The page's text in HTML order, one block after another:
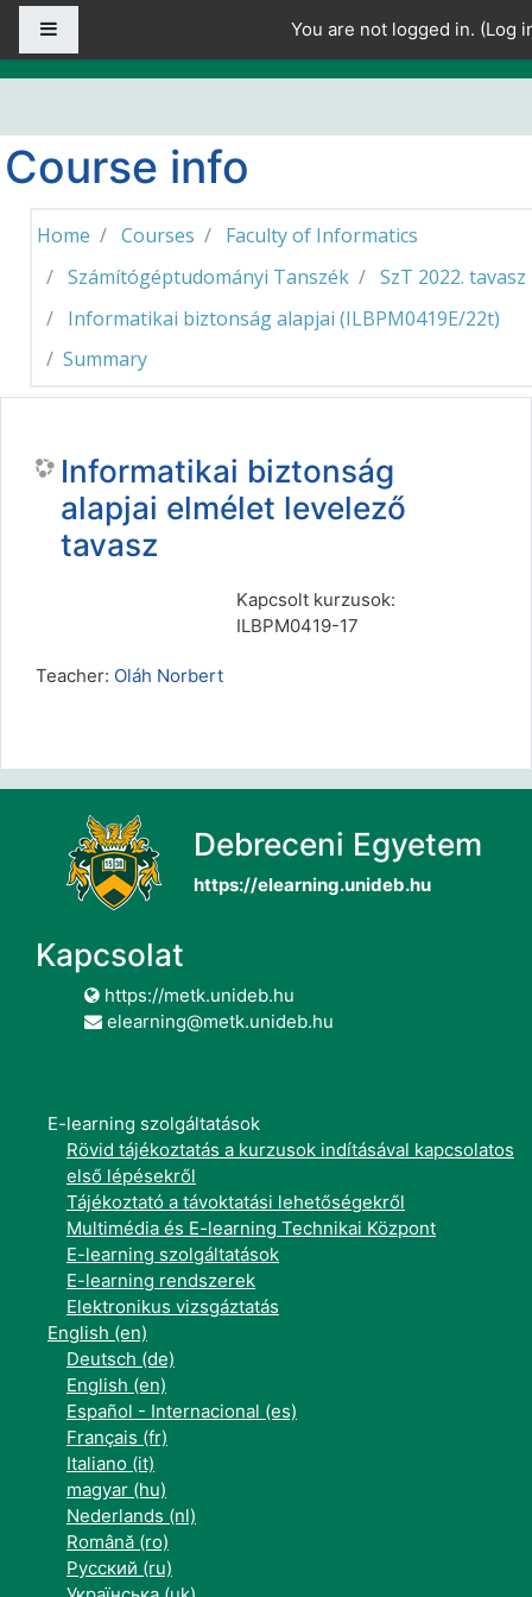
Skip to main content
You are not logged in. (Log
Course info
Home Courses
Faculty of Informatics
Számítógéptudományi Tanszék
SzT 2022. tavasz
Informatikai biztonság alapjai (ILBPM0419E/22t)
Summary
Informatikai biztonság
alapjai elmélet levelező
tavasz
Kapcsolt kurzusok:
ILBPM0419-17
Teacher: Oláh Norbert
Debreceni Egyetem
https://elearning.unideb.hu
Kapcsolat
https://metk.unideb.hu
elearning@metk.unideb.hu
E-learning szolgáltatások
Rövid tájékoztatás a kurzusok indításával kapcsolatos
első lépésekről
Tájékoztató a távoktatási lehetőségekről
Multimédia és E-learning Technikai Központ
E-learning szolgáltatások
E-learning rendszerek
Elektronikus vizsgáztatás
English ‎(en)‎
Deutsch ‎(de)‎
English ‎(en)‎
Español - Internacional ‎(es)‎
Français ‎(fr)‎
Italiano ‎(it)‎
magyar ‎(hu)‎
Nederlands ‎(nl)‎
Română ‎(ro)‎
Русский ‎(ru)‎